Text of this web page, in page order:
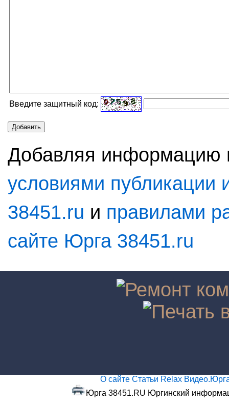
Введите защитный код:
Добавить
Добавляя информацию
условиями
38451.ru и правилами
сайте Юрга 38451.ru
О сайте Статьи Relax
Юрга 38451.RU Юргинский